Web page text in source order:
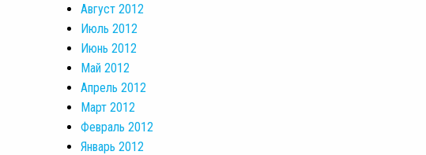
Август 2012
Июль 2012
Июнь 2012
Май 2012
Апрель 2012
Март 2012
Февраль 2012
Январь 2012